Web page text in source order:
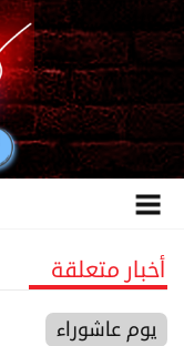
أخبار متعلقة
يوم عاشوراء